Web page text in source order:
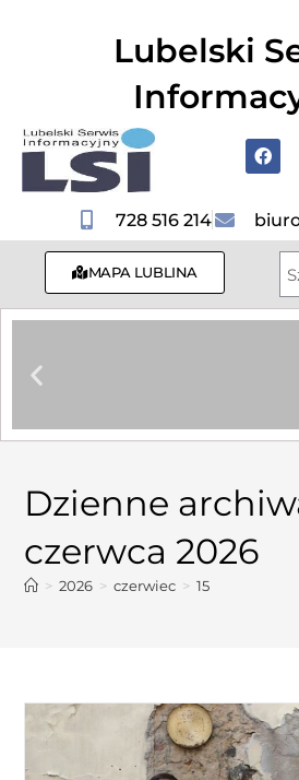
Lubelski
728 516 214
MAPA LUBLINA
Dzienne
czerwca 2026
> 2026 > czerwiec > 15